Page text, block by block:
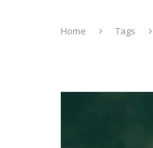
Home Tags